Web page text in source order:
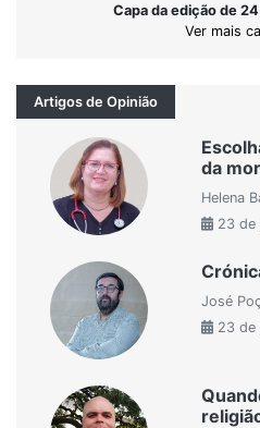
Capa da edição de
Ver mais
Artigos de Opinião
da
Helena
23 de
José
23 de